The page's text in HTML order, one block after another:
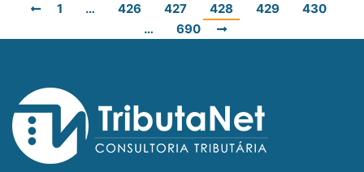
1 … 426 427 428 429
430
…
690